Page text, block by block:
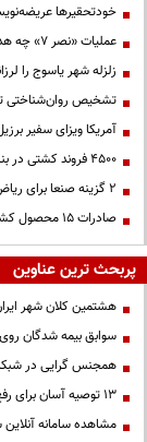
خودتحقیرها
عملیات «نصر ۷» چه هدفی را دنبال می‌کرد؟
زلزله شهر یاسوج را
تشخیص روان‌شناختی
آمریکا ویزای سفیر
۴۵۰۰ فروند کشتی در بنادر باهنر و شرق هرمزگان پهلو گرفتند
۲ گزینه صنعا برای ریاض
صادرات ۱۵ محصول کشاورزی آزاد شد
پربحث ترین عناوین
هشتمین کلان شهر
سوابق بیمه شدگان
همجنس گرایی در
13 توصیه آسان برای رفع بوی بد دهان
مشاهده سامانه آنلاين